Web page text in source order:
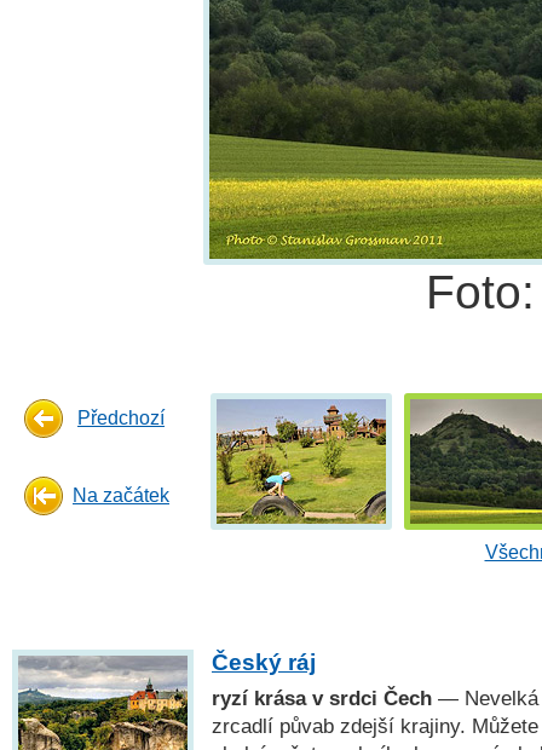
Předchozí
Na začátek
Český ráj
ryzí krása v srdci Čech — Nevelká
zrcadlí půvab zdejší krajiny.